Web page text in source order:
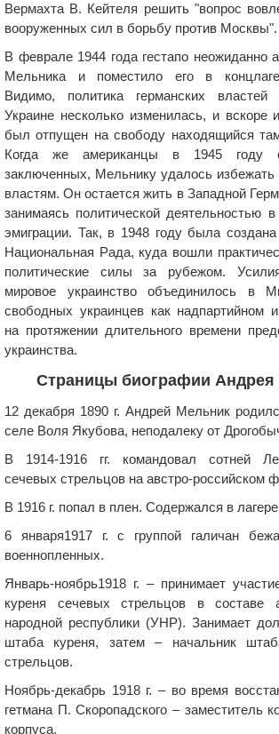
Вермахта В. Кейтеля решить "вопрос
вооруженных сил в борьбу против Москвы".
В феврале 1944 года гестапо неожиданно
Мельника и поместило его в
Видимо, политика германских
Украине несколько изменилась, и вскоре
был отпущен на свободу находящийся
Когда же американцы в 1945 году
заключенных, Мельнику удалось избежать
властям. Он остается жить в Западной
занимаясь политической деятельностью
эмиграции. Так, в 1948 году была создана
Национальная Рада, куда вошли
политические силы за рубежом.
мировое украинство объединилось в
свободных украинцев как надпартийном
на протяжении длительного времени
украинства.
Страницы биографии Андрея
12 декабря 1890 г. Андрей Мельник
селе Воля Якубова, неподалеку от
В 1914-1916 гг. командовал сотней
сечевых стрельцов на австро-российском
В 1916 г. попал в плен. Содержался в
6 января1917 г. с группой галичан
военнопленных.
Январь-ноябрь1918 г. – принимает
куреня сечевых стрельцов в составе
народной республики (УНР). Занимает
штаба куреня, затем – начальник
стрельцов.
Ноябрь-декабрь 1918 г. – во время
гетмана П. Скоропадского – заместитель
корпуса.